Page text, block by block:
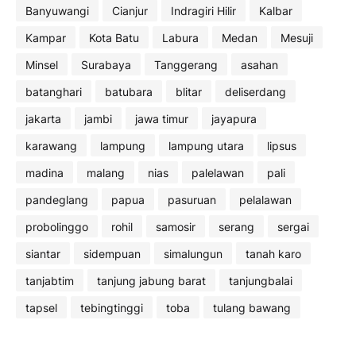
Banyuwangi Cianjur Indragiri Hilir
Kalbar
Kampar
Kota Batu Labura Medan
Mesuji
Minsel
Surabaya Tanggerang
asahan
batanghari
batubara blitar
deliserdang
jakarta
jambi jawa timur
jayapura
karawang
lampung lampung utara
lipsus
madina
malang nias palelawan
pali
pandeglang
papua pasuruan
pelalawan
probolinggo
rohil samosir serang
sergai
siantar
sidempuan simalungun
tanah karo
tanjabtim
tanjung jabung barat
tanjungbalai
tapsel
tebingtinggi toba tulang bawang